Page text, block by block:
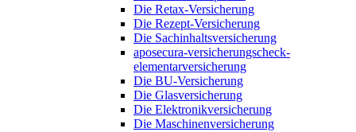
Die Retax-Versicherung
Die Rezept-Versicherung
Die Sachinhaltsversicherung
aposecura-versicherungscheck-
elementarversicherung
Die BU-Versicherung
Die Glasversicherung
Die Elektronikversicherung
Die Maschinenversicherung